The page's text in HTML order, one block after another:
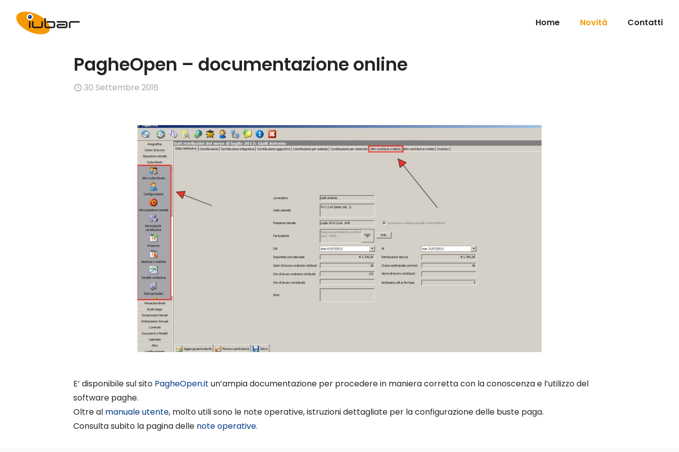
Home Novità Contatti
PagheOpen – documentazione online
30 Settembre 2016
E’ disponibile sul sito PagheOpen.it un’ampia documentazione per procedere in maniera corretta con la conoscenza e l’utilizzo del
software paghe.
Oltre al manuale utente, molto utili sono le note operative, istruzioni dettagliate per la configurazione delle buste paga.
Consulta subito la pagina delle note operative.